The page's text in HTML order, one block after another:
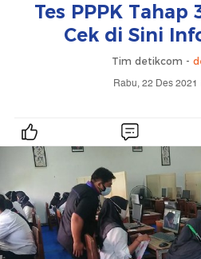
Tes PPPK Tahap
Cek di Sini
Tim detikcom -
Rabu, 22 Des 2021